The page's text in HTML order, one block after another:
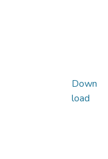
Down
load